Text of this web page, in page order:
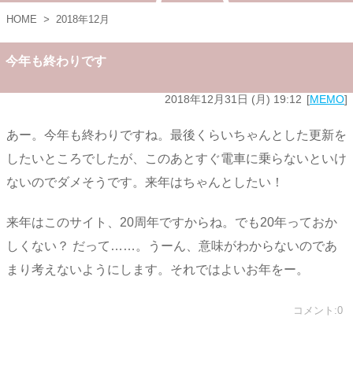
HOME > 2018年12月
今年も終わりです
2018年12月31日 (月) 19:12 MEMO
あー。今年も終わりですね。最後くらいちゃんとした更新を
したいところでしたが、このあとすぐ電車に乗らないといけ
ないのでダメそうです。来年はちゃんとしたい！
来年はこのサイト、20周年ですからね。でも20年っておか
しくない？ だって……。うーん、意味がわからないのであ
まり考えないようにします。それではよいお年をー。
コメント:0